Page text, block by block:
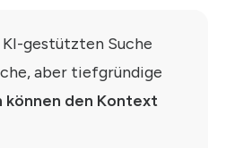
gestützten Suche
aber tiefgründige
können den Kontext